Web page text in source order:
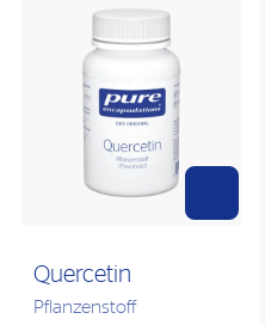
Quercetin
Pflanzenstoff